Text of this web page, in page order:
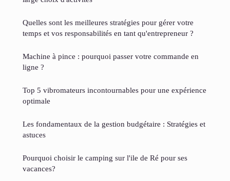
Quelles sont les meilleures stratégies pour gérer votre
temps et vos responsabilités en tant qu'entrepreneur ?
Machine à pince : pourquoi passer votre commande en
ligne ?
Top 5 vibromateurs incontournables pour une expérience
optimale
Les fondamentaux de la gestion budgétaire : Stratégies et
astuces
Pourquoi choisir le camping sur l'ile de Ré pour ses
vacances?